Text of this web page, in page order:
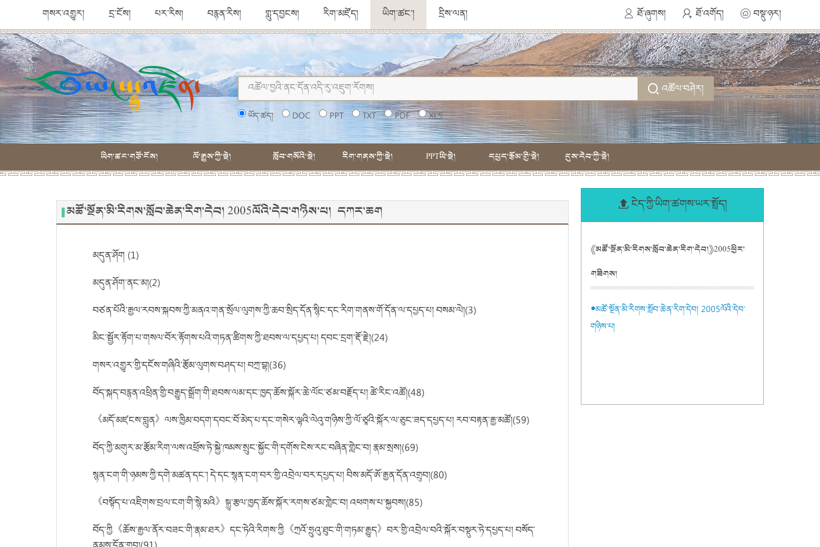
ཐོ་ཞུགས། ཐོ་འགོད། བསྡུ་ཉར།
གསར་འགྱུར། དྲ་ངོས། པར་རིས། བརྙན་རིས། གླུ་དབྱངས། རིག་མཛོད། ཡིག་ཚང་། དྲིས་ལན།
འཚོལ་བཤེར།
ཡོད་ཚད། DOC PPT TXT PDF XLS
ཡིག་ཚང་གཙོ་ངོས། ལོ་རྒྱུས་ཀྱི་སྡེ། སློབ་གསོའི་སྡེ། རིག་གནས་ཀྱི་སྡེ། PPTཡི་སྡེ། དཔྱད་རྩོམ་གྱི་སྡེ། དུས་དེབ་ཀྱི་སྡེ།
མཚོ་སྔོན་མི་རིགས་སློབ་ཆེན་རིག་དེབ། 2005ལོའི་དེབ་གཉིས་པ། དཀར་ཆག
མདུན་ཤོག (1)
མདུན་ཤོག་ནང་མ།(2)
བཙན་པོའི་རྒྱལ་རབས་སྐབས་ཀྱི་མནའ་གན་སྲོལ་ལུགས་ཀྱི་ཆབ་སྲིད་དོན་སྙིང་དང་རིག་གནས་གོ་དོན་ལ་དཔྱད་པ། བསམ་ལེ།(3)
མིང་སྦྱོར་རྟོག་པ་གསལ་བོར་རྟོགས་པའི་གཏན་ཚིགས་ཀྱི་ཐབས་ལ་དཔྱད་པ། དབང་དྲག་རྡོ་རྗེ།(24)
གསར་འགྱུར་གྱི་དངོས་གཞིའི་རྩོམ་ལུགས་བཤད་པ། བཀྲ་བྷ།(36)
བོད་སྐད་བརྙན་འཕྲིན་གྱི་བརྒྱུད་སྒྲོག་གི་ཐབས་ལམ་དང་ཁྱད་ཆོས་སྐོར་ཆེ་ལོང་ཙམ་བརྗོད་པ། ཚེ་རིང་འཚོ།(48)
《མདོ་མཛངས་བླུན》ལས་ཁྱིམ་བདག་དབང་བོ་མེད་པ་དང་གསེར་ལྷའི་ལེའུ་གཉིས་ཀྱི་ལོ་ཙཱའི་སྐོར་ལ་ཅུང་ཟད་དཔྱད་པ། རབ་བརྟན་རྒྱ་མཚོ།(59)
བོད་ཀྱི་མགུར་མ་རྩོམ་རིག་ལས་འཕྲོས་ཏེ་སྐྱེ་ཁམས་སྲུང་སྐྱོང་གི་དགོས་ངེས་རང་བཞིན་གླེང་བ། རྣམ་སྲས།(69)
སྙན་ངག་གི་ཉམས་ཀྱི་དགེ་མཚན་དང་། དེ་དང་སྙན་ངག་བར་གྱི་འབྲེལ་བར་དཔྱད་པ། བིས་མདོ་ཨོ་རྒྱན་དོན་འགྲུབ།(80)
《བསྟོད་པ་འཇིགས་བྲལ་ངག་གི་སྙེ་མའི》སྒྱུ་རྩལ་ཁྱད་ཆོས་སྐོར་རགས་ཙམ་གླེང་བ། འཕགས་པ་སྐྱབས།(85)
བོད་ཀྱི《ཆོས་རྒྱལ་ནོར་བཟང་གི་རྣམ་ཐར》དང་ཏེའི་རིགས་ཀྱི《ཀྲའོ་ཧྲུའུ་ཐུང་གི་གཏམ་རྒྱུད》བར་གྱི་འབྲེལ་བའི་སྐོར་བསྡུར་ཏེ་དཔྱད་པ། བསོད་
ངེད་ཀྱི་ཡིག་ཚགས་ཡར་སྤྲོད།
《མཚོ་སྔོན་མི་རིགས་སློབ་ཆེན་རིག་དེབ།》2005ཕྱིར་
གཟིགས།
●མཚོ་སྔོན་མི་རིགས་སློབ་ཆེན་རིག་དེབ། 2005ལོའི་དེབ་
གཉིས་པ།